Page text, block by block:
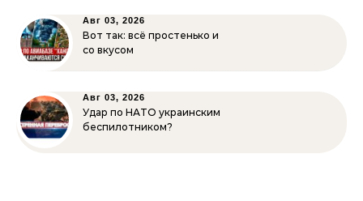
Авг 03, 2026
Вот так: всё простенько и
со вкусом
Авг 03, 2026
Удар по НАТО украинским
беспилотником?